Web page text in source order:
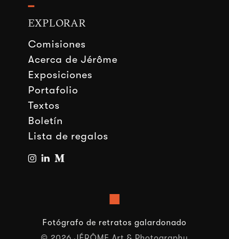
━
EXPLORAR
Comisiones
Acerca de Jérôme
Exposiciones
Portafolio
Textos
Boletín
Lista de regalos
■
Fotógrafo de retratos galardonado